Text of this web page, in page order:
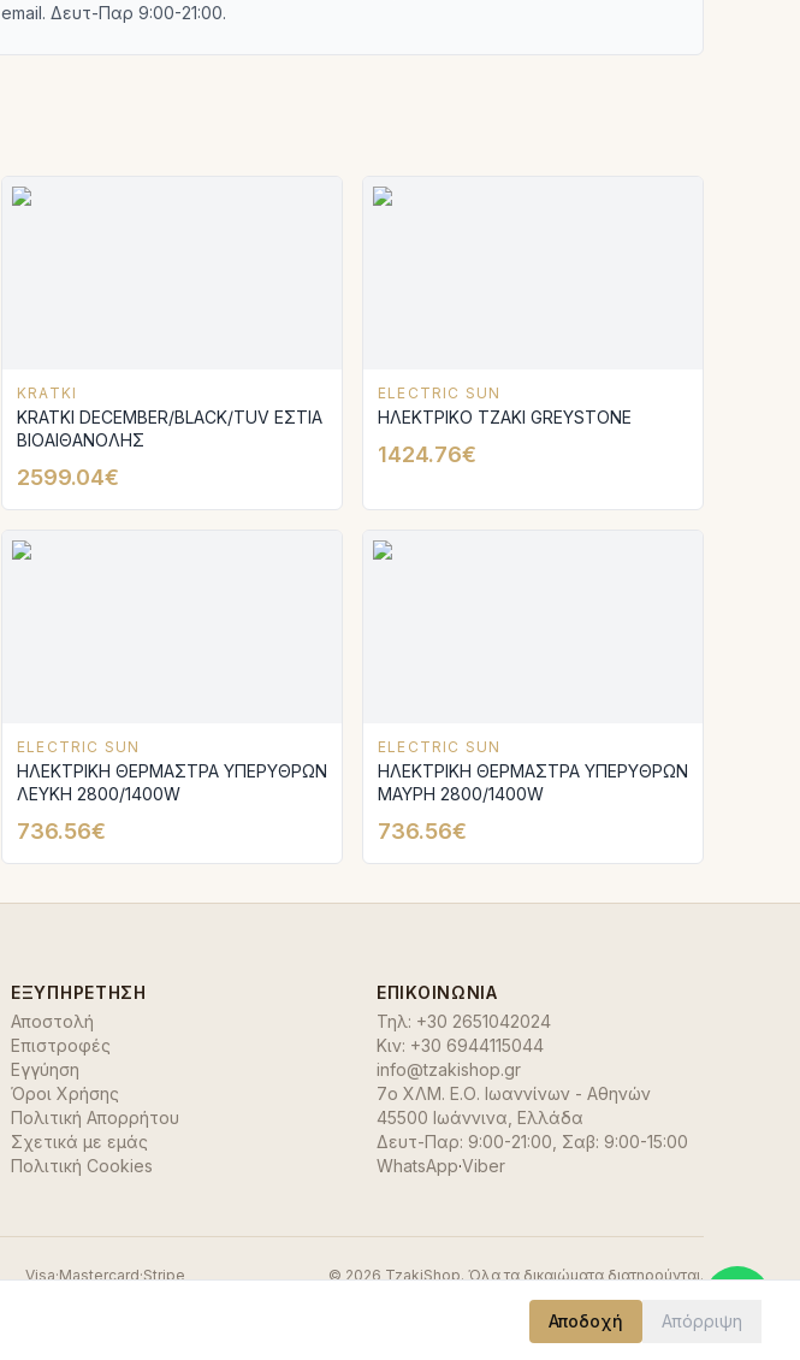
email. Δευτ-Παρ 9:00-21:00.
KRATKI
KRATKI DECEMBER/BLACK/TUV ΕΣΤΙΑ
ΒΙΟΑΙΘΑΝΟΛΗΣ
2599.04€
ELECTRIC SUN
ΗΛΕΚΤΡΙΚΟ ΤΖΑΚΙ GREYSTONE
1424.76€
ELECTRIC SUN
ΗΛΕΚΤΡΙΚΗ ΘΕΡΜΑΣΤΡΑ ΥΠΕΡΥΘΡΩΝ
ΛΕΥΚΗ 2800/1400W
736.56€
ELECTRIC SUN
ΗΛΕΚΤΡΙΚΗ ΘΕΡΜΑΣΤΡΑ ΥΠΕΡΥΘΡΩΝ
ΜΑΥΡΗ 2800/1400W
736.56€
ΕΞΥΠΗΡΈΤΗΣΗ
Αποστολή
Επιστροφές
Εγγύηση
Όροι Χρήσης
Πολιτική Απορρήτου
Σχετικά με εμάς
Πολιτική Cookies
ΕΠΙΚΟΙΝΩΝΊΑ
Τηλ: +30 2651042024
Κιν: +30 6944115044
info@tzakishop.gr
7ο ΧΛΜ. Ε.Ο. Ιωαννίνων - Αθηνών
45500 Ιωάννινα Ελλάδα
Δευτ-Παρ: 9:00-21:00, Σαβ: 9:00-15:00
WhatsApp·Viber
Visa·Mastercard·Stripe © 2026 TzakiShop. Όλα τα δικαιώματα διατηρούνται.
Αποδοχή Απόρριψη